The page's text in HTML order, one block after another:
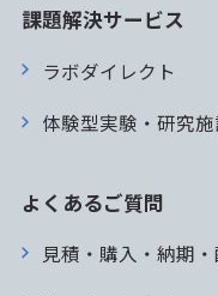
課題解決サービス
ラボダイレクト
体験型実験・研究施
よくあるご質問
見積・購入・納期